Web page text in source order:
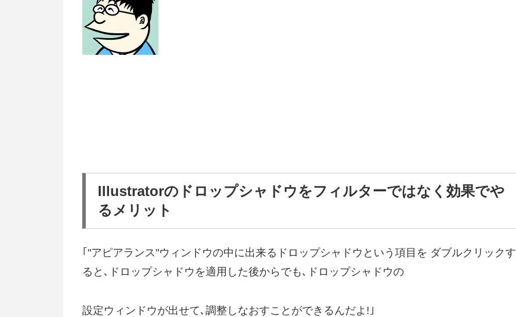
Illustratorのドロップシャドウをフィルターではなく効果でや
るメリット
｢"アピアランス"ウィンドウの中に出来るドロップシャドウという項目を ダブルクリックす
ると､ドロップシャドウを適用した後からでも､ドロップシャドウの
設定ウィンドウが出せて､調整しなおすことができるんだよ!｣